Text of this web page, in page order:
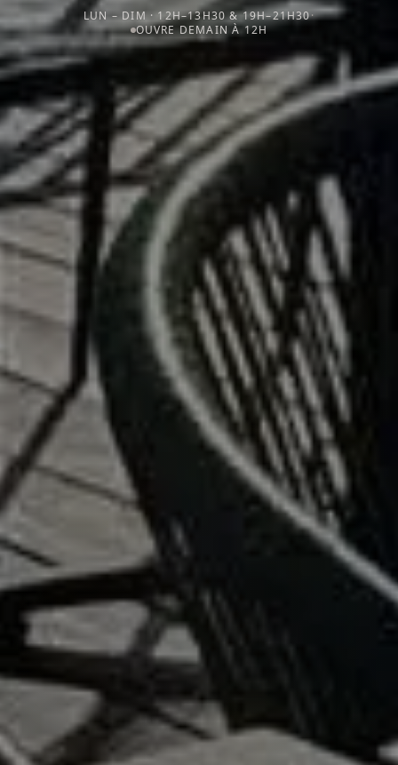
LUN – DIM · 12H–13H30 & 19H–21H30·
OUVRE DEMAIN À 12H